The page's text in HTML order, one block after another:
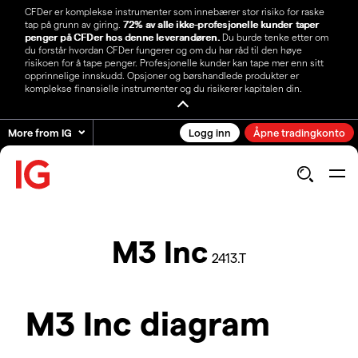
CFDer er komplekse instrumenter som innebærer stor risiko for raske
tap på grunn av giring. 72% av alle ikke-profesjonelle kunder taper
penger på CFDer hos denne leverandøren.Du burde tenke etter om
du forstår hvordan CFDer fungerer og om du har råd til den høye
risikoen for å tape penger. Profesjonelle kunder kan tape mer enn sitt
opprinnelige innskudd. Opsjoner og børshandlede produkter er
komplekse finansielle instrumenter og du risikerer kapitalen din.
More from IG Logg inn Åpne tradingkonto
M3 Inc 2413.T
M3 Inc diagram